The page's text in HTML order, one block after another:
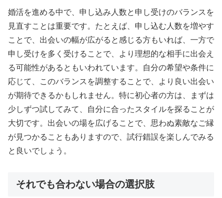
婚活を進める中で、申し込み人数と申し受けのバランスを
見直すことは重要です。たとえば、申し込む人数を増やす
ことで、出会いの幅が広がると感じる方もいれば、一方で
申し受けを多く受けることで、より理想的な相手に出会え
る可能性があるともいわれています。自分の希望や条件に
応じて、このバランスを調整することで、より良い出会い
が期待できるかもしれません。特に初心者の方は、まずは
少しずつ試してみて、自分に合ったスタイルを探ることが
大切です。出会いの場を広げることで、思わぬ素敵なご縁
が見つかることもありますので、試行錯誤を楽しんでみる
と良いでしょう。
それでも合わない場合の選択肢